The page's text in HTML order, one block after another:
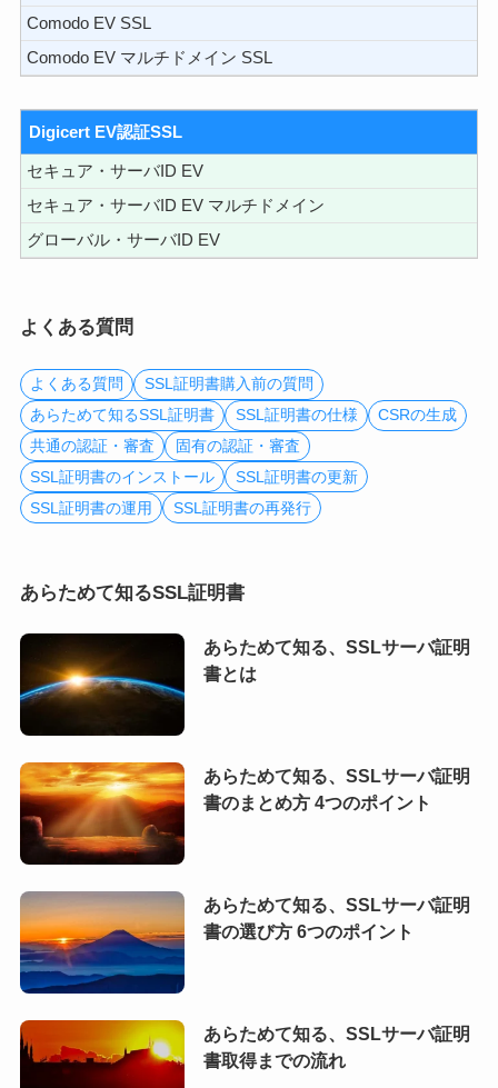
Comodo EV SSL
Comodo EV マルチドメイン SSL
Digicert EV認証SSL
セキュア・サーバID EV
セキュア・サーバID EV マルチドメイン
グローバル・サーバID EV
よくある質問
よくある質問
SSL証明書購入前の質問
あらためて知るSSL証明書
SSL証明書の仕様
CSRの生成
共通の認証・審査
固有の認証・審査
SSL証明書のインストール
SSL証明書の更新
SSL証明書の運用
SSL証明書の再発行
あらためて知るSSL証明書
あらためて知る、SSLサーバ証明
書とは
あらためて知る、SSLサーバ証明
書のまとめ方 4つのポイント
あらためて知る、SSLサーバ証明
書の選び方 6つのポイント
あらためて知る、SSLサーバ証明
書取得までの流れ